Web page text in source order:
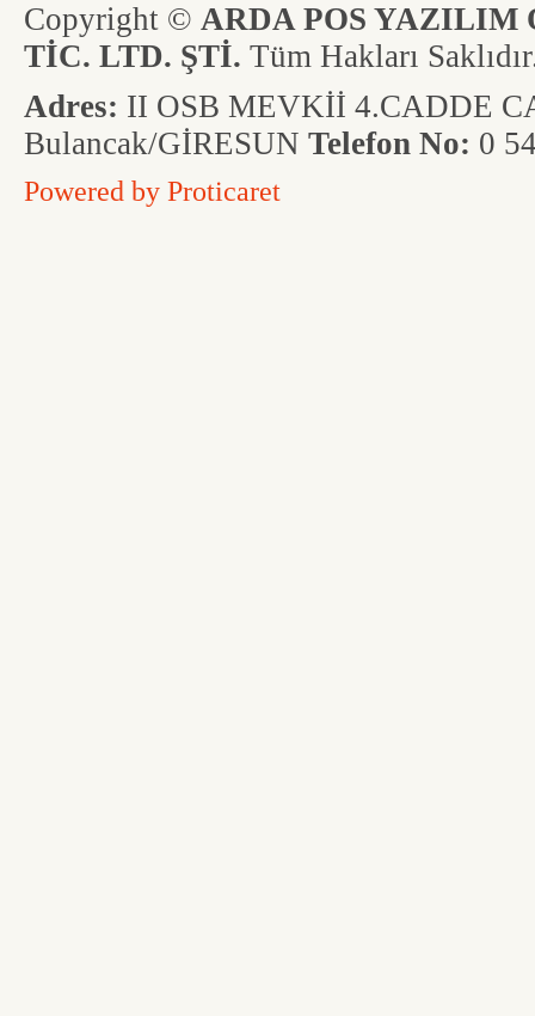
Copyright © ARDA POS YAZILIM
TİC. LTD. ŞTİ. Tüm Hakları
Adres: II OSB MEVKİİ 4.CADDE
Bulancak/GİRESUN Telefon No: 0
Powered by Proticaret